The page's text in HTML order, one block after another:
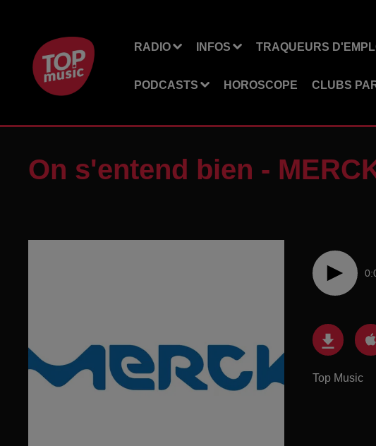
RADIO INFOS TRAQUEURS
PODCASTS HOROSCOPE CLUBS
On s'entend bien -
Top Music